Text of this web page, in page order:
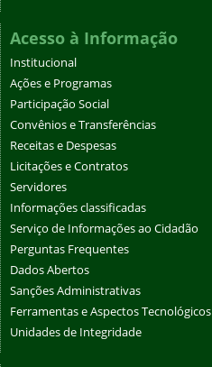
Acesso à Informação
Institucional
Ações e Programas
Participação Social
Convênios e Transferências
Receitas e Despesas
Licitações e Contratos
Servidores
Informações classificadas
Serviço de Informações ao Cidadão
Perguntas Frequentes
Dados Abertos
Sanções Administrativas
Ferramentas e Aspectos Tecnológicos
Unidades de Integridade